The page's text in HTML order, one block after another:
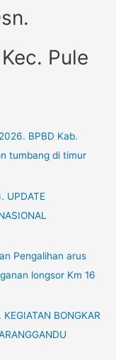
Pule
BPBD Kab.
tumbang di timur
UPDATE
Pengalihan arus
longsor Km 16
BONGKAR